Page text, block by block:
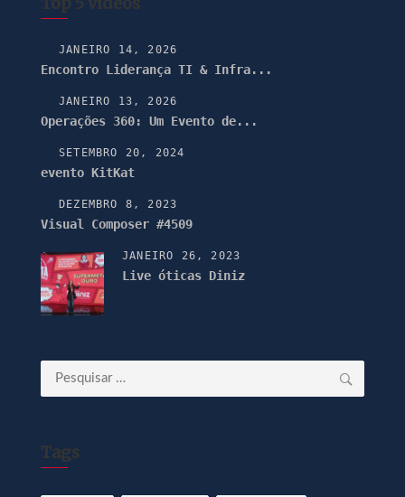
JANEIRO 14, 2026
Encontro Liderança TI & Infra...
JANEIRO 13, 2026
Operações 360: Um Evento de...
SETEMBRO 20, 2024
evento KitKat
DEZEMBRO 8, 2023
Visual Composer #4509
JANEIRO 26, 2023
Live óticas Diniz
Pesquisar
por:
Tags